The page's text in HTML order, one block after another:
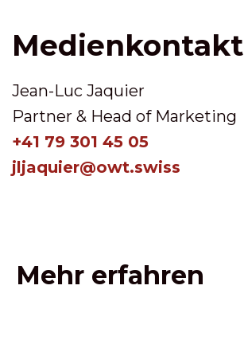
Medienkontakt
Jean-Luc Jaquier
Partner & Head of Marketing
+41 79 301 45 05
jljaquier@owt.swiss
Mehr erfahren